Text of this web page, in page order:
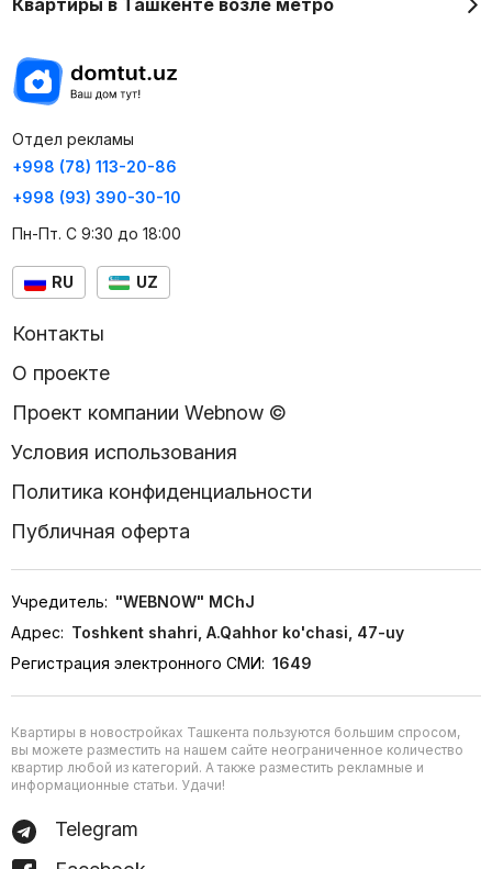
Квартиры в Ташкенте возле метро
Отдел рекламы
+998 (78) 113-20-86
+998 (93) 390-30-10
Пн-Пт. С 9:30 до 18:00
RU UZ
Контакты
О проекте
Проект компании Webnow ©
Условия использования
Политика конфиденциальности
Публичная оферта
Учредитель: "WEBNOW" MChJ
Адрес: Toshkent shahri, A.Qahhor ko'chasi, 47-uy
Регистрация электронного СМИ: 1649
Квартиры в новостройках Ташкента пользуются большим спросом,
вы можете разместить на нашем сайте неограниченное количество
квартир любой из категорий. А также разместить рекламные и
информационные статьи. Удачи!
Telegram